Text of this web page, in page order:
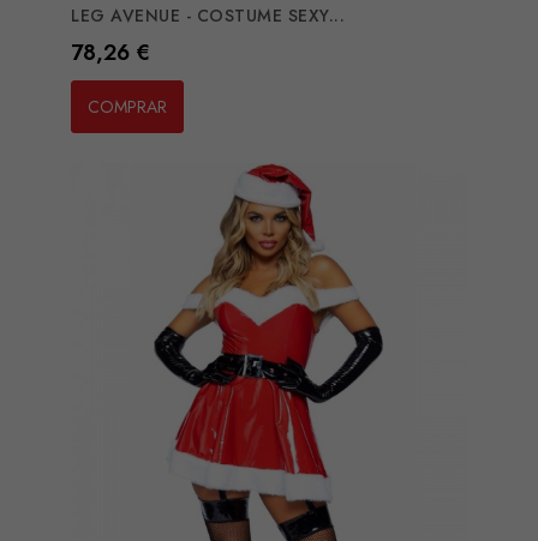
LEG AVENUE - COSTUME SEXY...
Preço
78,26 €
COMPRAR